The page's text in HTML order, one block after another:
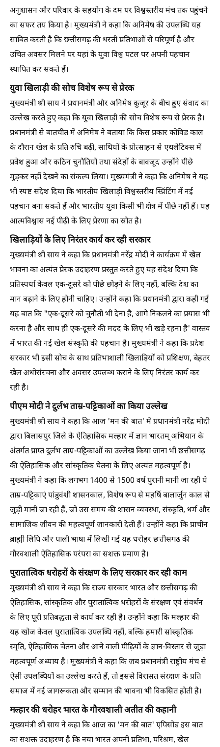
अनुशासन और परिवार के सहयोग के दम पर विश्वस्तरीय मंच तक पहुंचने
का सफर तय किया है। मुख्यमंत्री ने कहा कि अनिमेष की उपलब्धि यह
साबित करती है कि छत्तीसगढ़ की धरती प्रतिभाओं से परिपूर्ण है और
उचित अवसर मिलने पर यहां के युवा विश्व पटल पर अपनी पहचान
स्थापित कर सकते हैं।
युवा खिलाड़ी की सोच विशेष रूप से प्रेरक
मुख्यमंत्री श्री साय ने प्रधानमंत्री और अनिमेष कुजूर के बीच हुए संवाद का
उल्लेख करते हुए कहा कि युवा खिलाड़ी की सोच विशेष रूप से प्रेरक है।
प्रधानमंत्री से बातचीत में अनिमेष ने बताया कि किस प्रकार कोविड काल
के दौरान खेल के प्रति रुचि बढ़ी, साथियों के प्रोत्साहन से एथलेटिक्स में
प्रवेश हुआ और कठिन चुनौतियों तथा संदेहों के बावजूद उन्होंने पीछे
मुड़कर नहीं देखने का संकल्प लिया। मुख्यमंत्री ने कहा कि अनिमेष ने यह
भी स्पष्ट संदेश दिया कि भारतीय खिलाड़ी विश्वस्तरीय स्प्रिंटिंग में नई
पहचान बना सकते हैं और भारतीय युवा किसी भी क्षेत्र में पीछे नहीं हैं। यह
आत्मविश्वास नई पीढ़ी के लिए प्रेरणा का स्रोत है।
खिलाड़ियों के लिए निरंतर कार्य कर रही सरकार
मुख्यमंत्री श्री साय ने कहा कि प्रधानमंत्री नरेंद्र मोदी ने कार्यक्रम में खेल
भावना का अत्यंत प्रेरक उदाहरण प्रस्तुत करते हुए यह संदेश दिया कि
प्रतिस्पर्धा केवल एक-दूसरे को पीछे छोड़ने के लिए नहीं, बल्कि देश का
मान बढ़ाने के लिए होनी चाहिए। उन्होंने कहा कि प्रधानमंत्री द्वारा कही गई
यह बात कि "एक-दूसरे को चुनौती भी देना है, आगे निकलने का प्रयास भी
करना है और साथ ही एक-दूसरे की मदद के लिए भी खड़े रहना है' वास्तव
में भारत की नई खेल संस्कृति की पहचान है। मुख्यमंत्री ने कहा कि प्रदेश
सरकार भी इसी सोच के साथ प्रतिभाशाली खिलाड़ियों को प्रशिक्षण, बेहतर
खेल अधोसंरचना और अवसर उपलब्ध कराने के लिए निरंतर कार्य कर
रही है।
पीएम मोदी ने दुर्लभ ताम्र-पट्टिकाओं का किया उल्लेख
मुख्यमंत्री श्री साय ने कहा कि आज 'मन की बात' में प्रधानमंत्री नरेंद्र मोदी
द्वारा बिलासपुर जिले के ऐतिहासिक मल्हार में ज्ञान भारतम् अभियान के
अंतर्गत प्राप्त दुर्लभ ताम्र-पट्टिकाओं का उल्लेख किया जाना भी छत्तीसगढ़
की ऐतिहासिक और सांस्कृतिक चेतना के लिए अत्यंत महत्वपूर्ण है।
मुख्यमंत्री ने कहा कि लगभग 1400 से 1500 वर्ष पुरानी मानी जा रही ये
ताम्र-पट्टिकाएं पांडुवंशी शासनकाल, विशेष रूप से महर्षि बालार्जुन काल से
जुड़ी मानी जा रही हैं, जो उस समय की शासन व्यवस्था, संस्कृति, धर्म और
सामाजिक जीवन की महत्वपूर्ण जानकारी देती हैं। उन्होंने कहा कि प्राचीन
ब्राह्मी लिपि और पाली भाषा में लिखी गई यह धरोहर छत्तीसगढ़ की
गौरवशाली ऐतिहासिक परंपरा का सशक्त प्रमाण है।
पुरातात्विक धरोहरों के संरक्षण के लिए सरकार कर रही काम
मुख्यमंत्री श्री साय ने कहा कि राज्य सरकार भारत और छत्तीसगढ़ की
ऐतिहासिक, सांस्कृतिक और पुरातात्विक धरोहरों के संरक्षण एवं संवर्धन
के लिए पूरी प्रतिबद्धता से कार्य कर रही है। उन्होंने कहा कि मल्हार की
यह खोज केवल पुरातात्विक उपलब्धि नहीं, बल्कि हमारी सांस्कृतिक
स्मृति, ऐतिहासिक चेतना और आने वाली पीढ़ियों के ज्ञान-विस्तार से जुड़ा
महत्वपूर्ण अध्याय है। मुख्यमंत्री ने कहा कि जब प्रधानमंत्री राष्ट्रीय मंच से
ऐसी उपलब्धियों का उल्लेख करते हैं, तो इससे विरासत संरक्षण के प्रति
समाज में नई जागरूकता और सम्मान की भावना भी विकसित होती है।
मल्हार की धरोहर भारत के गौरवशाली अतीत की कहानी
मुख्यमंत्री श्री साय ने कहा कि आज का 'मन की बात' एपिसोड इस बात
का सशक्त उदाहरण है कि नया भारत अपनी प्रतिभा, परिश्रम, खेल